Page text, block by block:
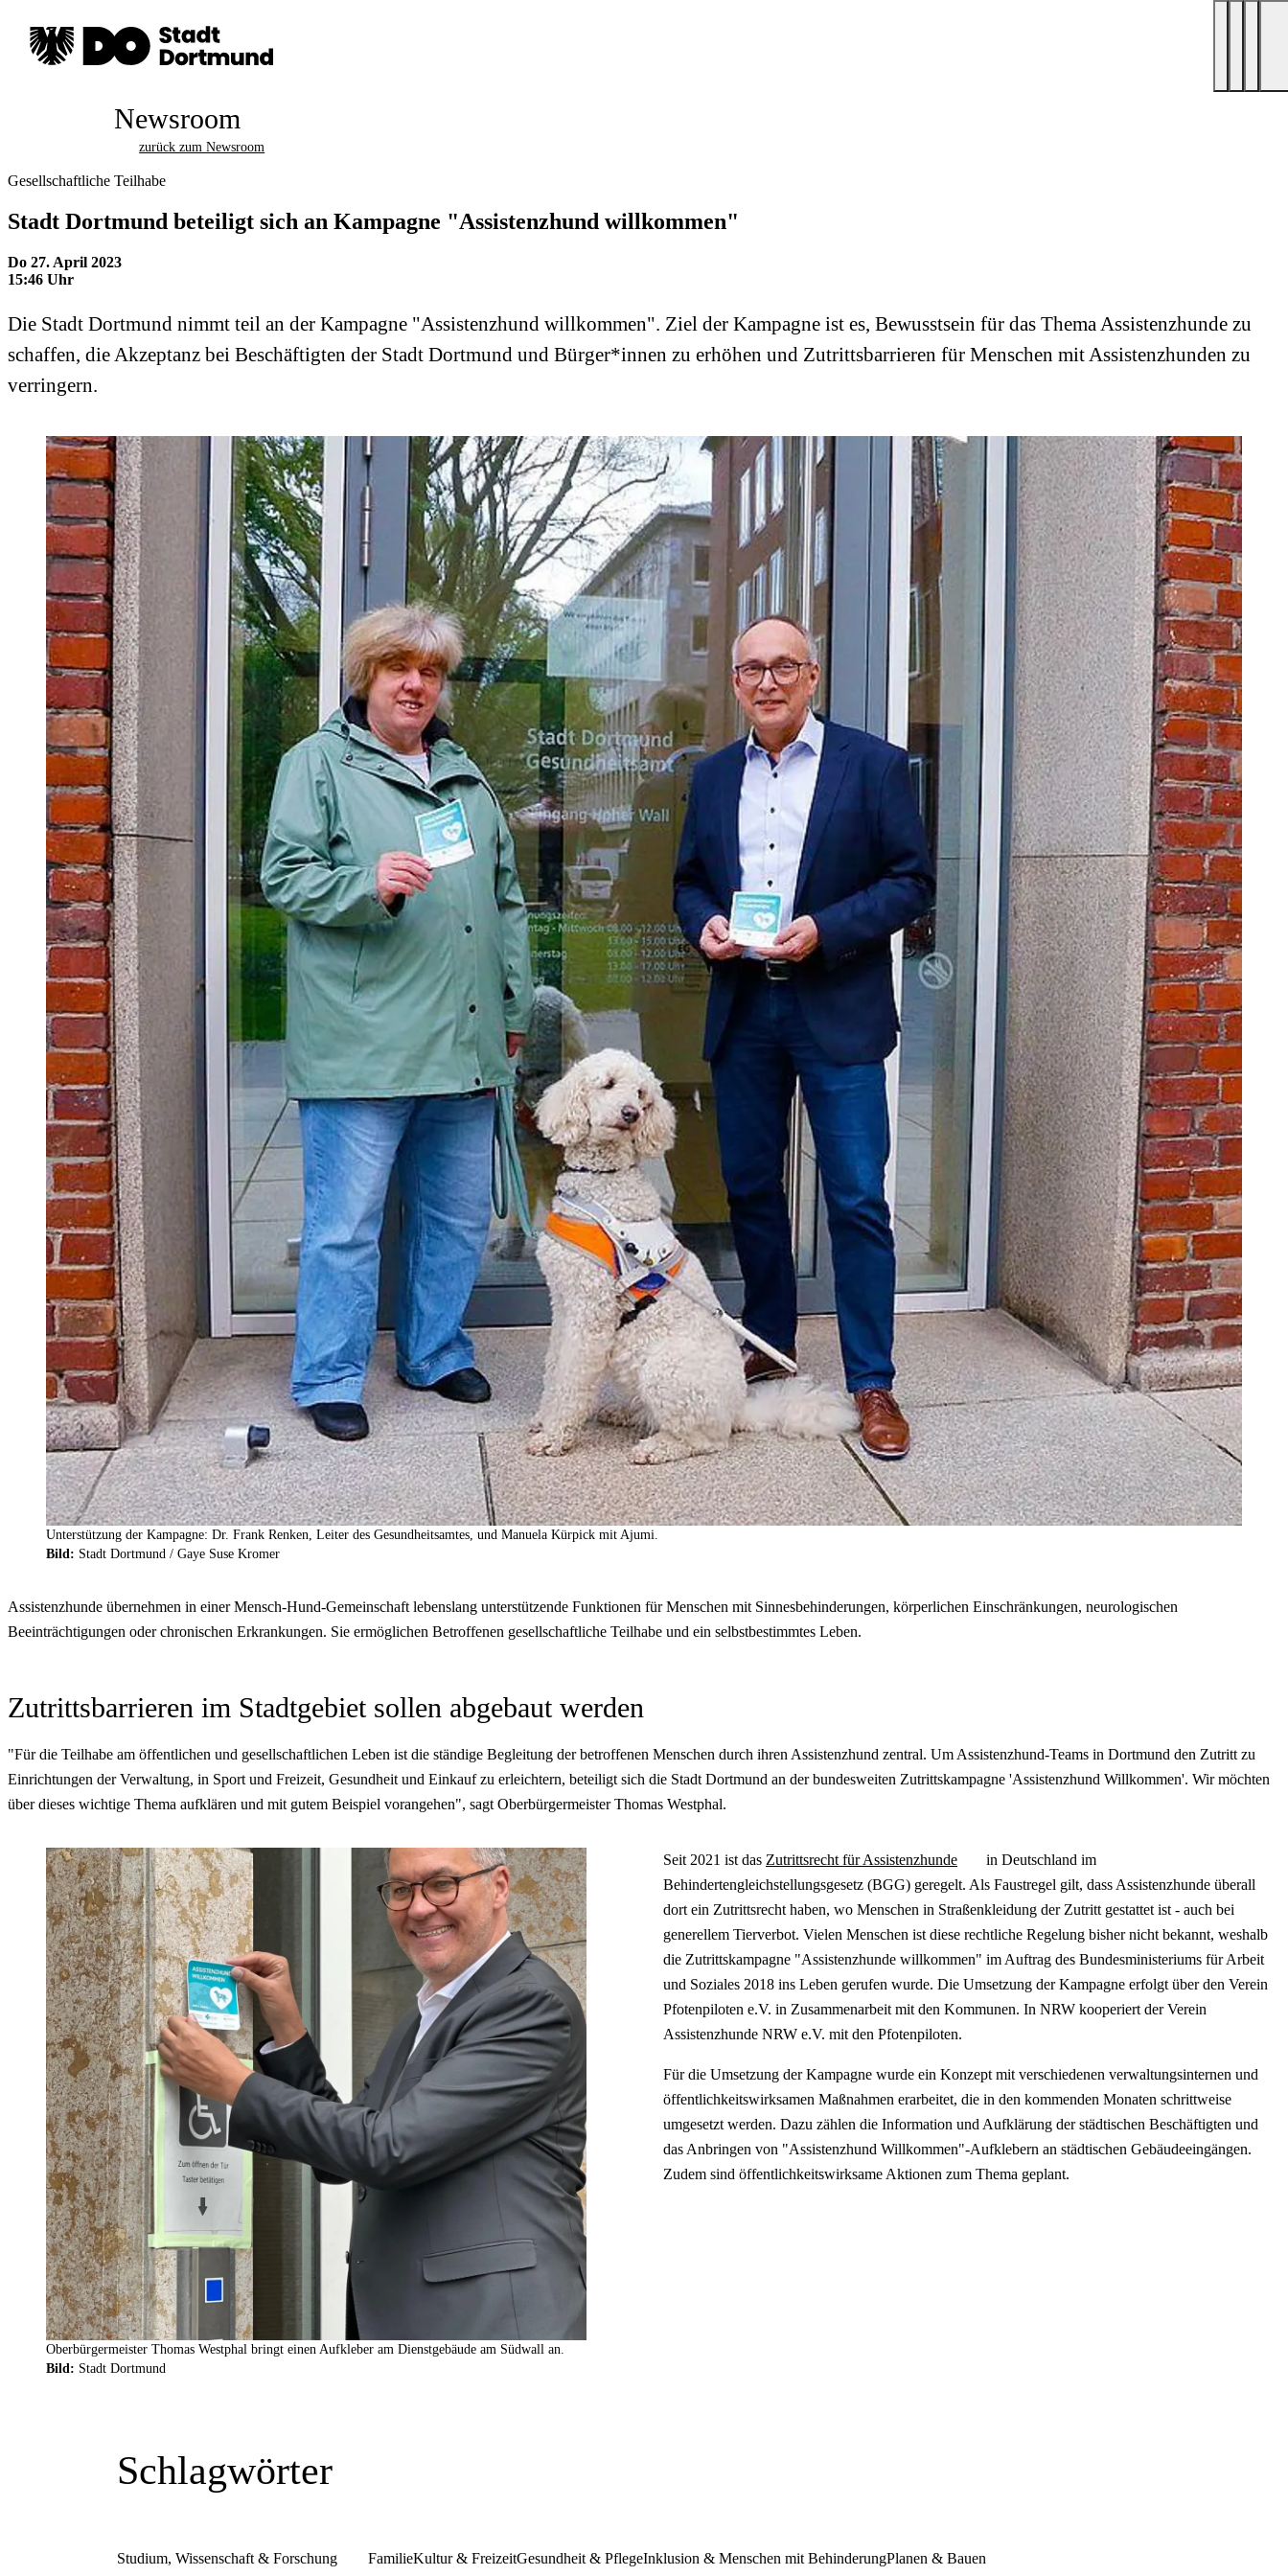
Newsroom
zurück zum Newsroom
Gesellschaftliche Teilhabe
Stadt Dortmund beteiligt sich an Kampagne "Assistenzhund willkommen"
Do 27. April 2023
15:46 Uhr
Die Stadt Dortmund nimmt teil an der Kampagne "Assistenzhund willkommen". Ziel der Kampagne ist es, Bewusstsein für das Thema Assistenzhunde zu
schaffen, die Akzeptanz bei Beschäftigten der Stadt Dortmund und Bürger*innen zu erhöhen und Zutrittsbarrieren für Menschen mit Assistenzhunden zu
verringern.
Unterstützung der Kampagne: Dr. Frank Renken, Leiter des Gesundheitsamtes, und Manuela Kürpick mit Ajumi.
Bild: Stadt Dortmund / Gaye Suse Kromer
Assistenzhunde übernehmen in einer Mensch-Hund-Gemeinschaft lebenslang unterstützende Funktionen für Menschen mit Sinnesbehinderungen, körperlichen Einschränkungen, neurologischen
Beeinträchtigungen oder chronischen Erkrankungen. Sie ermöglichen Betroffenen gesellschaftliche Teilhabe und ein selbstbestimmtes Leben.
Zutrittsbarrieren im Stadtgebiet sollen abgebaut werden
"Für die Teilhabe am öffentlichen und gesellschaftlichen Leben ist die ständige Begleitung der betroffenen Menschen durch ihren Assistenzhund zentral. Um Assistenzhund-Teams in Dortmund den Zutritt zu
Einrichtungen der Verwaltung, in Sport und Freizeit, Gesundheit und Einkauf zu erleichtern, beteiligt sich die Stadt Dortmund an der bundesweiten Zutrittskampagne 'Assistenzhund Willkommen'. Wir möchten
über dieses wichtige Thema aufklären und mit gutem Beispiel vorangehen", sagt Oberbürgermeister Thomas Westphal.
Oberbürgermeister Thomas Westphal bringt einen Aufkleber am Dienstgebäude am Südwall an.
Bild: Stadt Dortmund
Seit 2021 ist das Zutrittsrecht für Assistenzhunde
in Deutschland im
Behindertengleichstellungsgesetz (BGG) geregelt. Als Faustregel gilt, dass Assistenzhunde überall
dort ein Zutrittsrecht haben, wo Menschen in Straßenkleidung der Zutritt gestattet ist - auch bei
generellem Tierverbot. Vielen Menschen ist diese rechtliche Regelung bisher nicht bekannt, weshalb
die Zutrittskampagne "Assistenzhunde willkommen" im Auftrag des Bundesministeriums für Arbeit
und Soziales 2018 ins Leben gerufen wurde. Die Umsetzung der Kampagne erfolgt über den Verein
Pfotenpiloten e.V. in Zusammenarbeit mit den Kommunen. In NRW kooperiert der Verein
Assistenzhunde NRW e.V. mit den Pfotenpiloten.
Für die Umsetzung der Kampagne wurde ein Konzept mit verschiedenen verwaltungsinternen und
öffentlichkeitswirksamen Maßnahmen erarbeitet, die in den kommenden Monaten schrittweise
umgesetzt werden. Dazu zählen die Information und Aufklärung der städtischen Beschäftigten und
das Anbringen von "Assistenzhund Willkommen"-Aufklebern an städtischen Gebäudeeingängen.
Zudem sind öffentlichkeitswirksame Aktionen zum Thema geplant.
Schlagwörter
Studium, Wissenschaft & Forschung FamilieKultur & FreizeitGesundheit & PflegeInklusion & Menschen mit BehinderungPlanen & Bauen